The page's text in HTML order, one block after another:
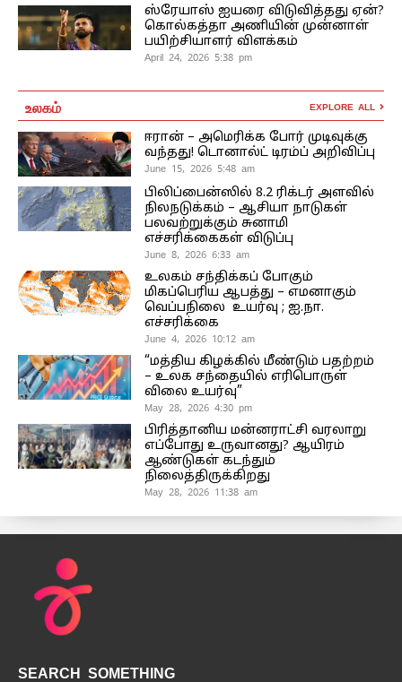
ஸ்ரேயாஸ் ஐயரை விடுவித்தது ஏன்?
கொல்கத்தா அணியின் முன்னாள்
பயிற்சியாளர் விளக்கம்
April 24, 2026 5:38 pm
உலகம் EXPLORE ALL
ஈரான் – அமெரிக்க போர் முடிவுக்கு
வந்தது! டொனால்ட் டிரம்ப் அறிவிப்பு
June 15, 2026 5:48 am
பிலிப்பைன்ஸில் 8.2 ரிக்டர் அளவில்
நிலநடுக்கம் – ஆசியா நாடுகள்
பலவற்றுக்கும் சுனாமி
எச்சரிக்கைகள் விடுப்பு
June 8, 2026 6:33 am
உலகம் சந்திக்கப் போகும்
மிகப்பெரிய ஆபத்து – எமனாகும்
வெப்பநிலை உயர்வு ; ஐ.நா.
எச்சரிக்கை
June 4, 2026 10:12 am
“மத்திய கிழக்கில் மீண்டும் பதற்றம்
– உலக சந்தையில் எரிபொருள்
விலை உயர்வு”
May 28, 2026 4:30 pm
பிரித்தானிய மன்னராட்சி வரலாறு
எப்போது உருவானது? ஆயிரம்
ஆண்டுகள் கடந்தும்
நிலைத்திருக்கிறது
May 28, 2026 11:38 am
SEARCH SOMETHING